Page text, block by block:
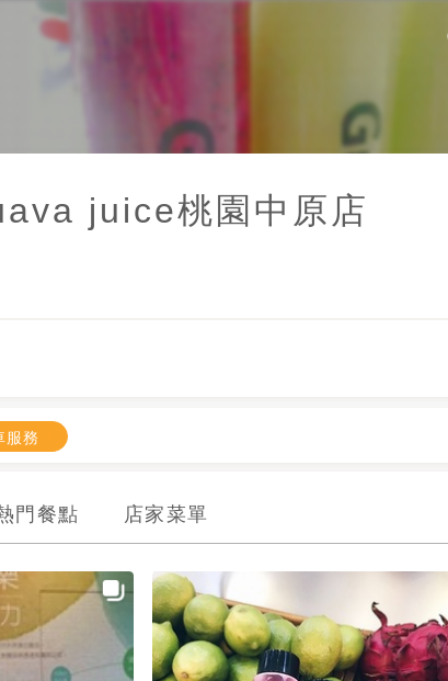
juice桃園中原店
服務
門餐點 店家菜單